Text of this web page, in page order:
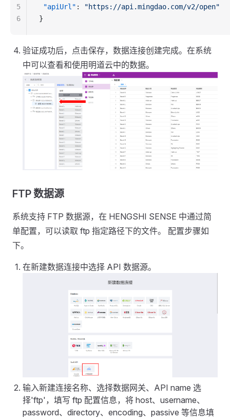
"apiUrl" :
"https://api.mingdao.com/v2/open"
}
5
6
验证成功后，点击保存，数据连接创建完成。在系统
中可以查看和使用明道云中的数据。
FTP 数据源
系统支持 FTP 数据源，在 HENGSHI SENSE 中通过简
单配置，可以读取 ftp 指定路径下的文件。 配置步骤如
下。
在新建数据连接中选择 API 数据源。
输入新建连接名称、选择数据网关、API name 选
择'ftp'，填写 ftp 配置信息，将 host、username、
password、directory、encoding、passive 等信息填